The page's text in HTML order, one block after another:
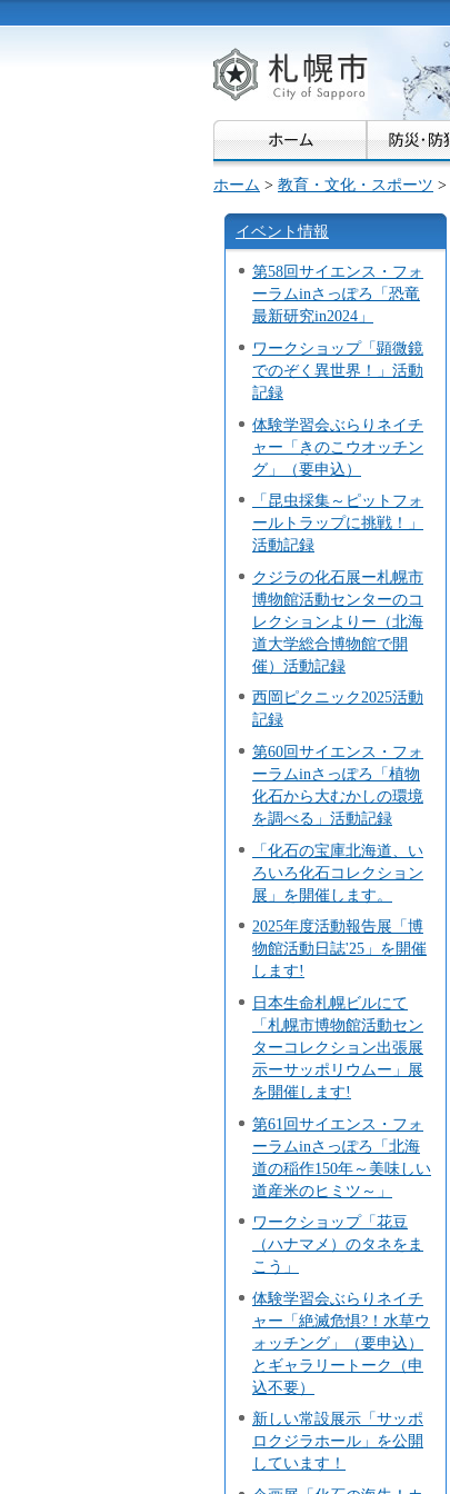
札幌市
ホーム > 教育・文化・スポーツ >
イベント情報
第58回サイエンス・フォ
ーラムinさっぽろ「恐竜
最新研究in2024」
ワークショップ「顕微鏡
でのぞく異世界！」活動
記録
体験学習会ぶらりネイチ
ャー「きのこウオッチン
グ」（要申込）
「昆虫採集～ピットフォ
ールトラップに挑戦！」
活動記録
クジラの化石展ー札幌市
博物館活動センターのコ
レクションよりー（北海
道大学総合博物館で開
催）活動記録
西岡ピクニック2025活動
記録
第60回サイエンス・フォ
ーラムinさっぽろ「植物
化石から大むかしの環境
を調べる」活動記録
「化石の宝庫北海道、い
ろいろ化石コレクション
展」を開催します。
2025年度活動報告展「博
物館活動日誌'25」を開催
します!
日本生命札幌ビルにて
「札幌市博物館活動セン
ターコレクション出張展
示ーサッポリウムー」展
を開催します!
第61回サイエンス・フォ
ーラムinさっぽろ「北海
道の稲作150年～美味しい
道産米のヒミツ～」
ワークショップ「花豆
（ハナマメ）のタネをま
こう」
体験学習会ぶらりネイチ
ャー「絶滅危惧?！水草ウ
ォッチング」（要申込）
とギャラリートーク（申
込不要）
新しい常設展示「サッポ
ロクジラホール」を公開
しています！